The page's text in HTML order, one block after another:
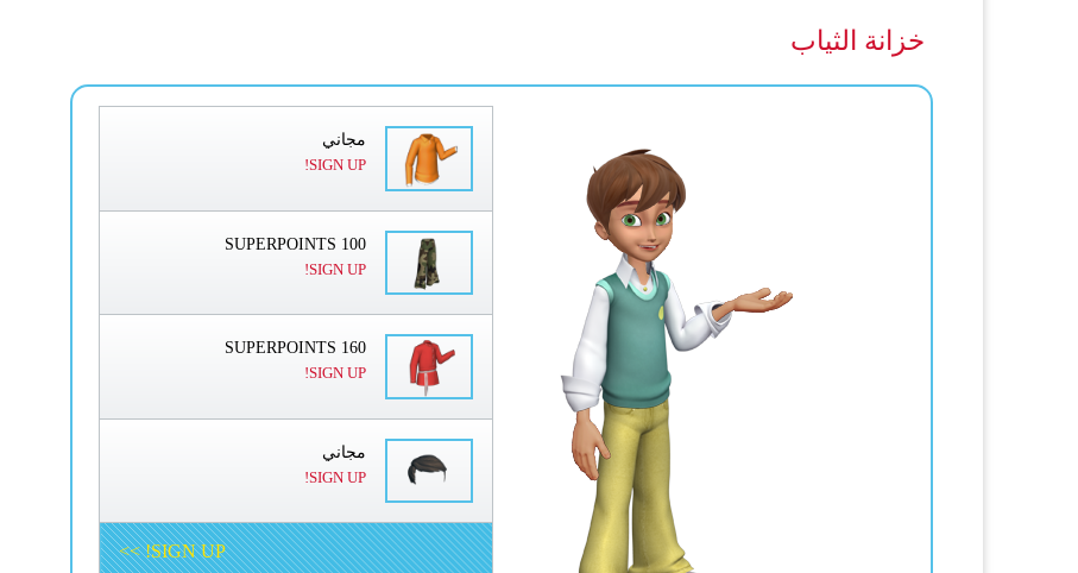
خزانة الثياب
مجاني
SIGN UP!
100 SUPERPOINTS
SIGN UP!
160 SUPERPOINTS
SIGN UP!
مجاني
SIGN UP!
SIGN UP! >>